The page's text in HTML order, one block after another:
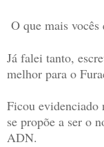
O que mais
Já falei tanto,
melhor para o
Ficou evidenciado
se propõe a ser o
ADN.